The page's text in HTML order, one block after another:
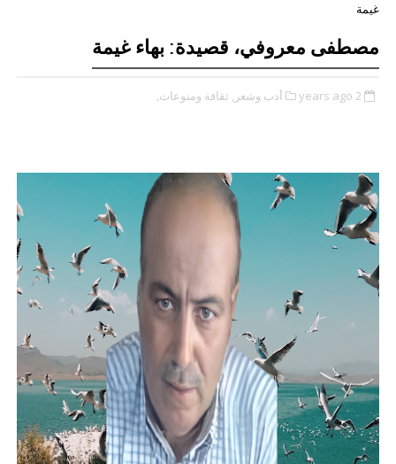
غيمة
مصطفى معروفي، قصيدة: بهاء غيمة
2 years ago أدب وشعر, ثقافة ومنوعات,